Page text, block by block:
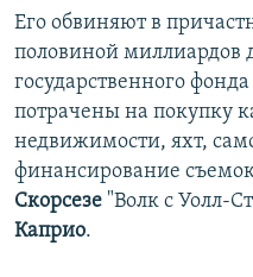
Его обвиняют в
половиной миллиардов
государственного
потрачены на покупку
недвижимости, яхт,
финансирование
Скорсезе "Волк с Уолл-
Каприо.